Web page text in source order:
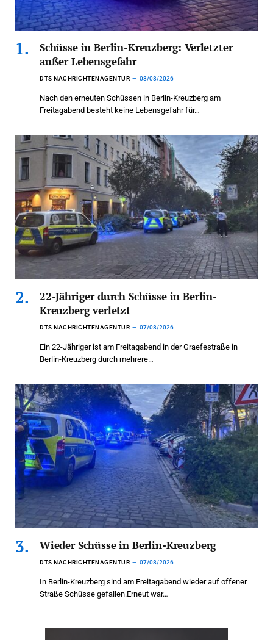
Schüsse in Berlin-Kreuzberg: Verletzter
außer Lebensgefahr
DTS NACHRICHTENAGENTUR 08/08/2026
Nach den erneuten Schüssen in Berlin-Kreuzberg am
Freitagabend besteht keine Lebensgefahr für…
22-Jähriger durch Schüsse in Berlin-
Kreuzberg verletzt
DTS NACHRICHTENAGENTUR 07/08/2026
Ein 22-Jähriger ist am Freitagabend in der Graefestraße in
Berlin-Kreuzberg durch mehrere…
Wieder Schüsse in Berlin-Kreuzberg
DTS NACHRICHTENAGENTUR 07/08/2026
In Berlin-Kreuzberg sind am Freitagabend wieder auf offener
Straße Schüsse gefallen.Erneut war…